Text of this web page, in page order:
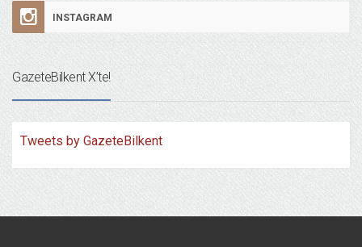
INSTAGRAM
GazeteBilkent X’te!
Tweets by GazeteBilkent